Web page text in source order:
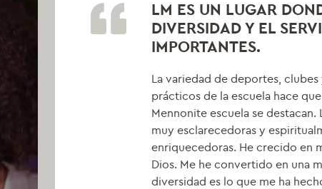
LM ES UN LUGAR
DIVERSIDAD Y EL
IMPORTANTES.
La variedad de deportes,
prácticos de la escuela hace
Mennonite escuela se destacan.
muy esclarecedoras y
enriquecedoras. He crecido en
Dios. Me he convertido en una
diversidad es lo que me ha